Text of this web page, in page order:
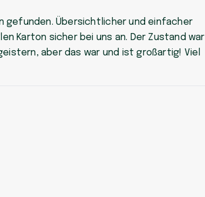
gefunden. Übersichtlicher und einfacher
Karton sicher bei uns an. Der Zustand war
aber das war und ist großartig! Viel